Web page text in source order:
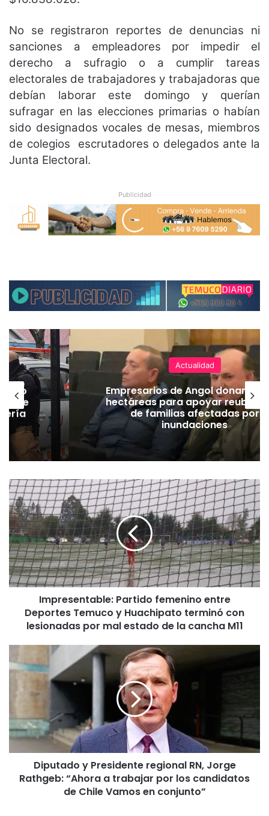
No se registraron reportes de denuncias ni
sanciones a empleadores por impedir el
derecho a sufragio o a cumplir tareas
electorales de trabajadores y trabajadoras que
debían laborar este domingo y querían
sufragar en las elecciones primarias o habían
sido designados vocales de mesas, miembros
de colegios escrutadores o delegados ante la
Junta Electoral.
Publicidad
de
Actualidad
Empresarios de Angol donan
hectáreas para apoyar
de familias afectadas por
inundaciones
I
m
p
r
e
s
e
n
t
P
o
Impresentable: Partido femenino entre
Deportes Temuco y Huachipato terminó con
lesionadas por mal estado de la cancha M11
i
a
d
o
y
Diputado y Presidente regional RN, Jorge
Rathgeb: “Ahora a trabajar por los candidatos
de Chile Vamos en conjunto”